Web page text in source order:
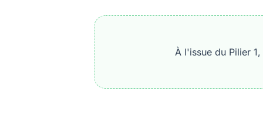
À l'issue du Pilier